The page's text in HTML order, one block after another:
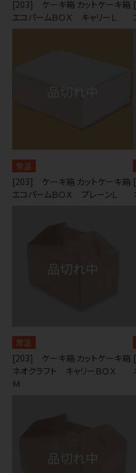
[203] ケーキ箱 カットケーキ箱
エコパームＢＯＸ キャリーＬ
常温
[203] ケーキ箱 カットケーキ箱
エコパームＢＯＸ プレーンＬ
常温
[203] ケーキ箱 カットケーキ箱
ネオクラフト キャリーＢＯＸ
Ｍ